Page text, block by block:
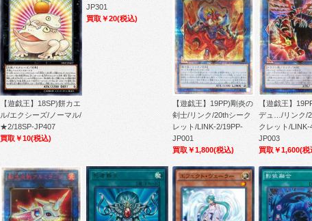
【遊戯王】18SP)餅カエ
ル/エクシーズ/ノーマル/
★2/18SP-JP407
買取￥10(税込)
JP301
買取￥20(税込)
【遊戯王】19PP)剛炎の
剣士/リンク/20thシーク
レット/LINK-2/19PP-
JP001
買取￥1,800(税込)
【遊戯王】
デュ…/リンク/
クレット/LINK-
JP003
買取￥1,600(税